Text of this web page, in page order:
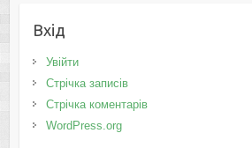
Вхід
Увійти
Стрічка записів
Стрічка коментарів
WordPress.org